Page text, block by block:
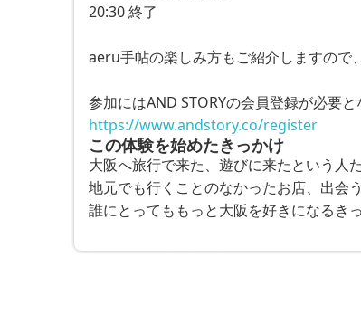
20:30 終了
aeru手帖の楽しみ方もご紹介しますので
参加にはAND STORYの会員登録が必要
https://www.andstory.co/register
この体験を始めたきっかけ
大阪へ旅行で来た、遊びに来たという人
地元でも行くことのなかったお店、出会
誰にとってももっと大阪を好きになるき